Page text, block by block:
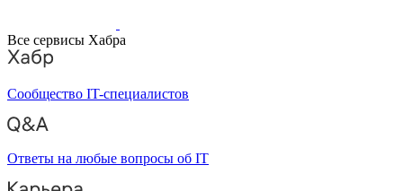
Все сервисы Хабра
Сообщество IT-специалистов
Ответы на любые вопросы об IT